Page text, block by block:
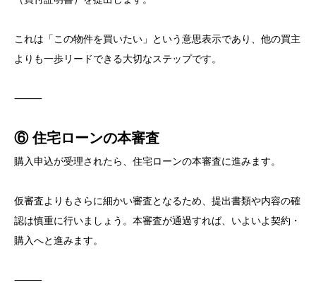
これは「この物件を買いたい」という意思表示であり、他の買主
よりも一歩リードできる大切なステップです。
⸻
⑥ 住宅ローンの本審査
購入申込が受理されたら、住宅ローンの本審査に進みます。
仮審査よりもさらに細かい審査となるため、提出書類や内容の確
認は慎重に行いましょう。本審査が通過すれば、いよいよ契約・
購入へと進みます。
⸻